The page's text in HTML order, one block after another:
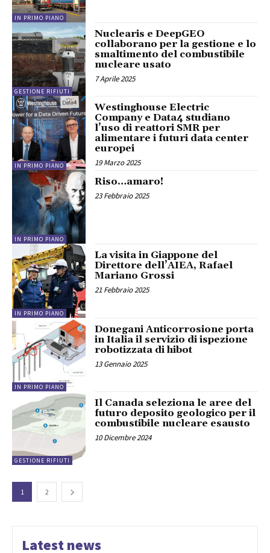
IN PRIMO PIANO
GESTIONE RIFIUTI
Nuclearis e DeepGEO
collaborano per la gestione e lo
smaltimento del combustibile
nucleare usato
7 Aprile 2025
IN PRIMO PIANO
Westinghouse Electric
Company e Data4 studiano
l’uso di reattori SMR per
alimentare i futuri data center
europei
19 Marzo 2025
IN PRIMO PIANO
Riso…amaro!
23 Febbraio 2025
IN PRIMO PIANO
La visita in Giappone del
Direttore dell’AIEA, Rafael
Mariano Grossi
21 Febbraio 2025
IN PRIMO PIANO
Donegani Anticorrosione porta
in Italia il servizio di ispezione
robotizzata di hibot
13 Gennaio 2025
GESTIONE RIFIUTI
Il Canada seleziona le aree del
futuro deposito geologico per il
combustibile nucleare esausto
10 Dicembre 2024
1 2
Latest news